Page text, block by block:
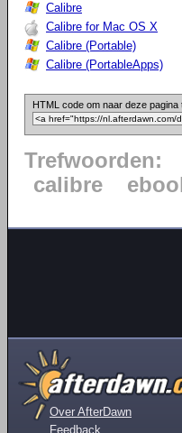
Calibre
Calibre for Mac OS X
Calibre (Portable)
Calibre (PortableApps)
HTML code om naar deze pagina
Trefwoorden:
calibre
Over AfterDawn
Feedback